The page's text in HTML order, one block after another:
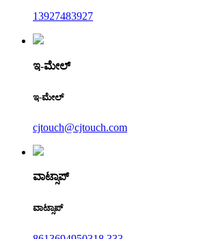
13927483927
ಇ-ಮೇಲ್
ಇ-ಮೇಲ್
cjtouch@cjtouch.com
ವಾಟ್ಸಾಪ್
ವಾಟ್ಸಾಪ್